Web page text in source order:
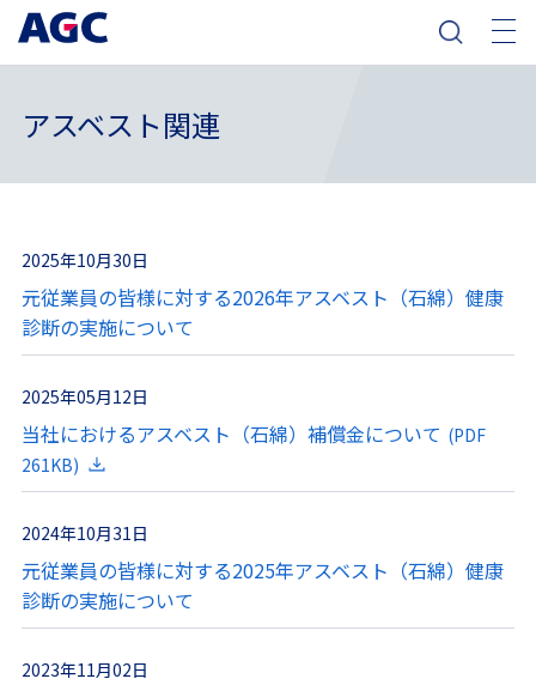
アスベスト関連
2025年10月30日
元従業員の皆様に対する2026年アスベスト（石綿）健康
診断の実施について
2025年05月12日
当社におけるアスベスト（石綿）補償金について (PDF
261KB)
2024年10月31日
元従業員の皆様に対する2025年アスベスト（石綿）健康
診断の実施について
2023年11月02日